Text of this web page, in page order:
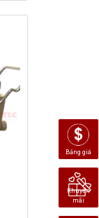
Bảng giá
Khuyến
mãi